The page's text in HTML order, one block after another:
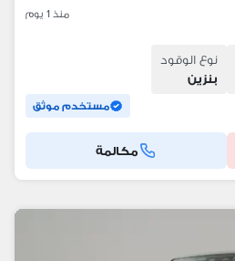
منذ 1 يوم
نوع الوقود
بنزين
مستخدم موثق
مكالمة